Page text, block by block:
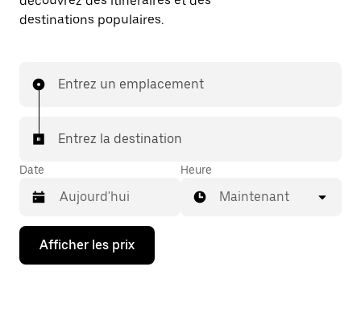
destinations populaires.
Entrez un emplacement
Entrez la destination
Date
Appuyez
la
Heure
Maintenant
Afficher les prix